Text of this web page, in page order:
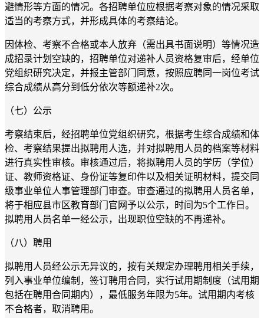
避情形等方面的情况。各招聘单位应根据考察对象的情况采取
适当的考察方式，并形成具体的考察结论。
因体检、考察不合格或本人放弃（需出具书面说明）等情况造
成招录计划空缺的，招聘单位对递补人员资格复审后，经单位
党组织研究决定，并报主管部门同意，按照应聘同一岗位考试
综合成绩从高分到低分依次等额递补2次。
（七）公示
考察结束后，经招聘单位党组织研究，根据考生综合成绩和体
检、考察结果提出拟聘用人选，并对拟聘用人员的档案等材料
进行真实性审核。审核通过后，将拟聘用人员的学历（学位）
证、教师资格证、身份证等复印件以及相关证明材料，提交同
级事业单位人事管理部门审查。审查通过的拟聘用人员名单，
将于相应县市区教育部门官网予以公示，时间为5个工作日。
拟聘用人员名单一经公示，出现职位空缺的不再递补。
（八）聘用
拟聘用人员经公示无异议的，按有关规定办理聘用相关手续，
列入事业单位编制，签订聘用合同，实行试用期制度（试用期
包括在聘用合同期内），最低服务年限为5年。试用期内考核
不合格者，取消聘用。